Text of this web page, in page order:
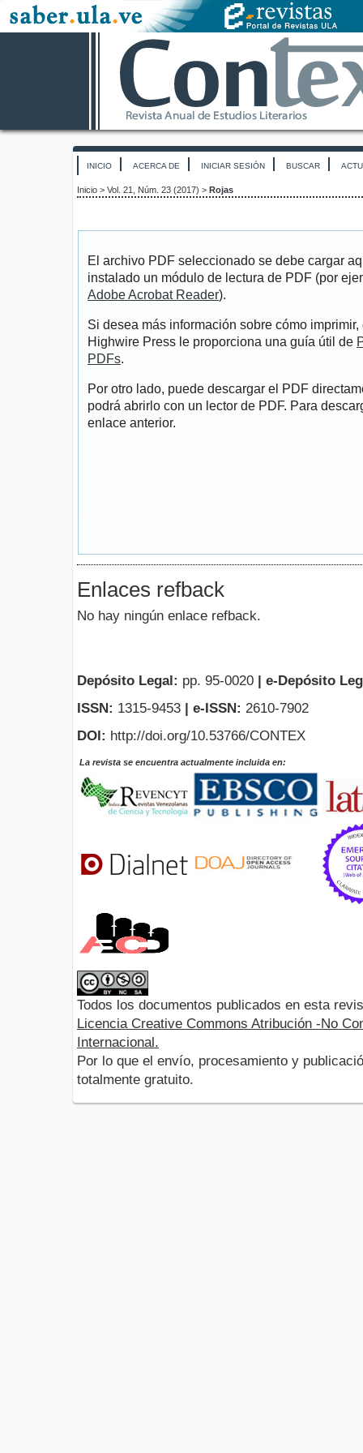
INICIO ACERCA DE INICIAR SESIÓN BUSCAR
Inicio > Vol. 21, Núm. 23 (2017) > Rojas
El archivo PDF seleccionado se debe cargar
instalado un módulo de lectura de PDF (por
Adobe Acrobat Reader).
Si desea más información sobre cómo
Highwire Press le proporciona una guía útil de
PDFs.
Por otro lado, puede descargar el PDF
podrá abrirlo con un lector de PDF. Para
enlace anterior.
Enlaces refback
No hay ningún enlace refback.
Depósito Legal: pp. 95-0020 | e-Depósito
ISSN: 1315-9453 | e-ISSN: 2610-7902
DOI: http://doi.org/10.53766/CONTEX
La revista se encuentra actualmente incluida en:
Todos los documentos publicados en esta
Licencia Creative Commons Atribución -No
Internacional.
Por lo que el envío, procesamiento y
totalmente gratuito.